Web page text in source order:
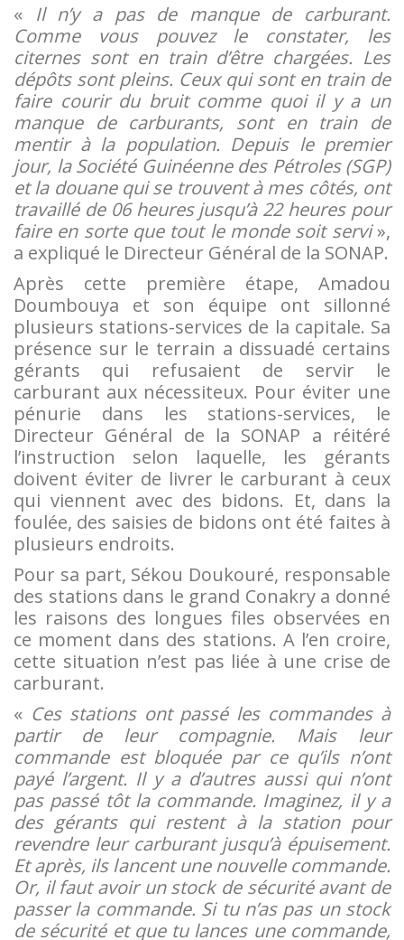
« Il n’y a pas de manque de carburant.
Comme vous pouvez le constater, les
citernes sont en train d’être chargées. Les
dépôts sont pleins. Ceux qui sont en train de
faire courir du bruit comme quoi il y a un
manque de carburants, sont en train de
mentir à la population. Depuis le premier
jour, la Société Guinéenne des Pétroles (SGP)
et la douane qui se trouvent à mes côtés, ont
travaillé de 06 heures jusqu’à 22 heures pour
faire en sorte que tout le monde soit servi»,
a expliqué le Directeur Général de la SONAP.
Après cette première étape, Amadou
Doumbouya et son équipe ont sillonné
plusieurs stations-services de la capitale. Sa
présence sur le terrain a dissuadé certains
gérants qui refusaient de servir le
carburant aux nécessiteux. Pour éviter une
pénurie dans les stations-services, le
Directeur Général de la SONAP a réitéré
l’instruction selon laquelle, les gérants
doivent éviter de livrer le carburant à ceux
qui viennent avec des bidons. Et, dans la
foulée, des saisies de bidons ont été faites à
plusieurs endroits.
Pour sa part, Sékou Doukouré, responsable
des stations dans le grand Conakry a donné
les raisons des longues files observées en
ce moment dans des stations. A l’en croire,
cette situation n’est pas liée à une crise de
carburant.
« Ces stations ont passé les commandes à
partir de leur compagnie. Mais leur
commande est bloquée par ce qu’ils n’ont
payé l’argent. Il y a d’autres aussi qui n’ont
pas passé tôt la commande. Imaginez, il y a
des gérants qui restent à la station pour
revendre leur carburant jusqu’à épuisement.
Et après, ils lancent une nouvelle commande.
Or, il faut avoir un stock de sécurité avant de
passer la commande. Si tu n’as pas un stock
de sécurité et que tu lances une commande,